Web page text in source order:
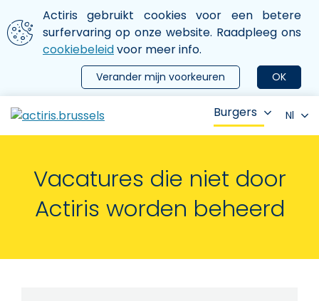
Aller au contenu principal
We gebruiken cookies
Actiris gebruikt cookies voor een betere
surfervaring op onze website. Raadpleeg ons
cookiebeleidvoor meer info.
OK
Verander mijn voorkeuren
le menu
Burgers Nl
Vacatures die niet door
Actiris worden beheerd